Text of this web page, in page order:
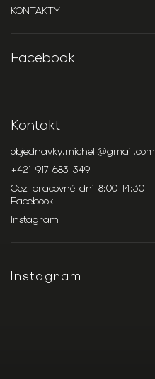
KONTAKTY
Facebook
Kontakt
objednavky.michell@gmail.com
+421 917 683 349
Cez pracovné dni 8:00-14:30
Facebook
Instagram
Instagram